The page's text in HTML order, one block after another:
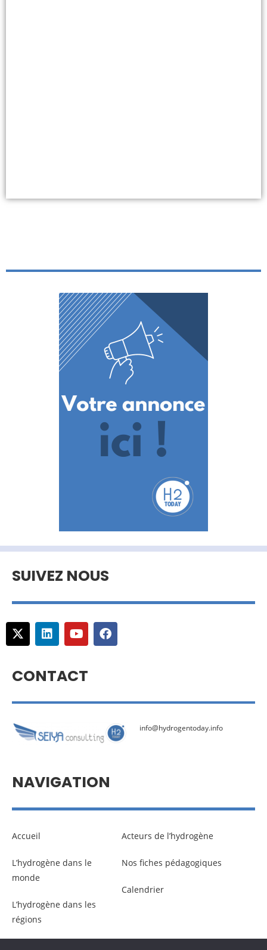
SUIVEZ NOUS
CONTACT
info@hydrogentoday.info
NAVIGATION
Accueil
L’hydrogène dans le
monde
L’hydrogène dans les
régions
Acteurs de l’hydrogène
Nos fiches pédagogiques
Calendrier